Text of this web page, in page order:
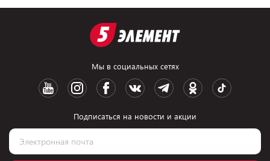
Мы в социальных сетях
Подписаться на новости и акции